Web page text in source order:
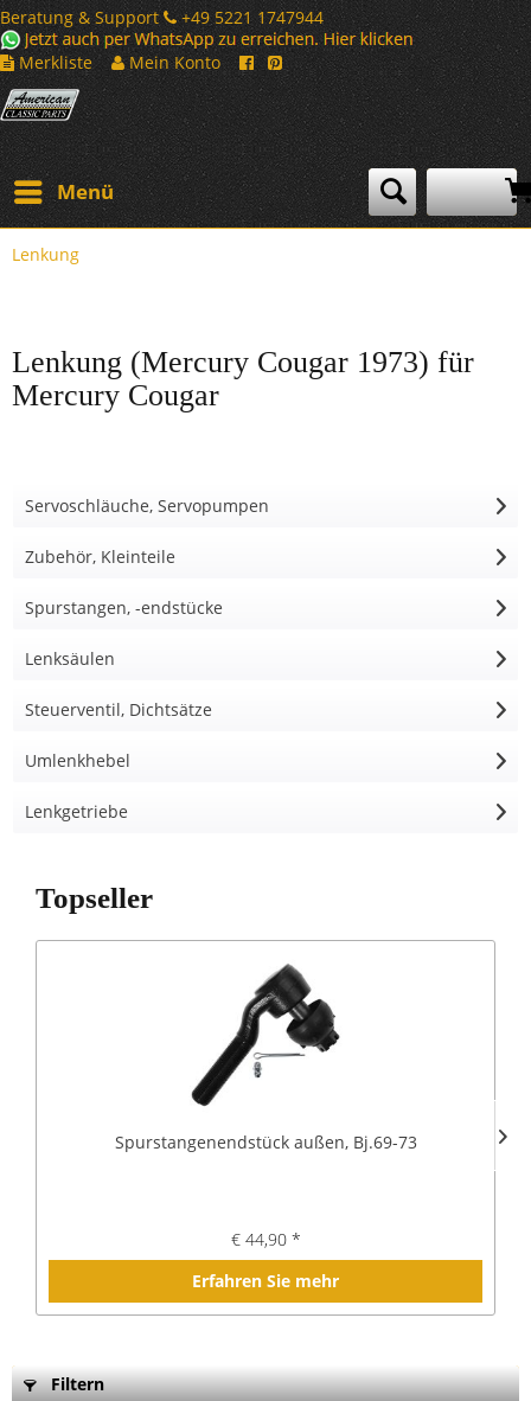
Beratung & Support
+49 5221 1747944
Merkliste
Mein Konto
Menü
Lenkung
Lenkung (Mercury Cougar 1973) für
Mercury Cougar
Servoschläuche, Servopumpen
Zubehör, Kleinteile
Spurstangen, -endstücke
Lenksäulen
Steuerventil, Dichtsätze
Umlenkhebel
Lenkgetriebe
Topseller
Spurstangenendstück außen, Bj.69-73
€ 44,90 *
Erfahren Sie mehr
Filtern